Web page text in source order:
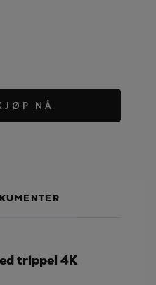
NÅ
trippel 4K